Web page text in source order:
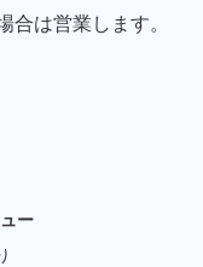
は営業します。
ー